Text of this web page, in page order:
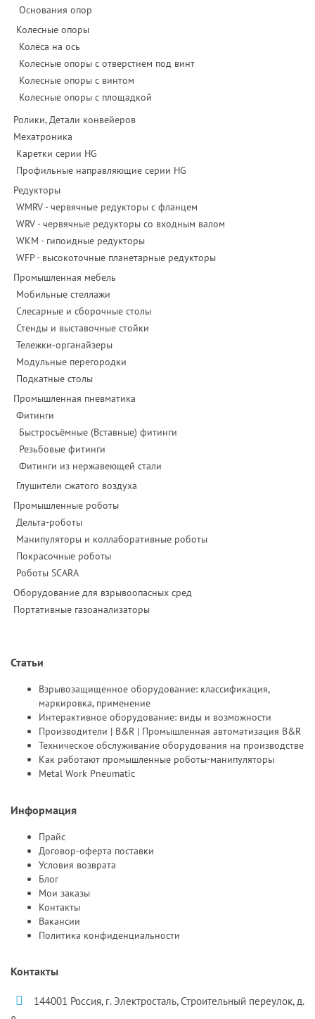
Основания опор
Колесные опоры
Колёса на ось
Колесные опоры с отверстием под винт
Колесные опоры с винтом
Колесные опоры с площадкой
Ролики, Детали конвейеров
Мехатроника
Каретки серии HG
Профильные направляющие серии HG
Редукторы
WMRV - червячные редукторы с фланцем
WRV - червячные редукторы со входным валом
WKM - гипоидные редукторы
WFP - высокоточные планетарные редукторы
Промышленная мебель
Мобильные стеллажи
Слесарные и сборочные столы
Стенды и выставочные стойки
Тележки-органайзеры
Модульные перегородки
Подкатные столы
Промышленная пневматика
Фитинги
Быстросъёмные (Вставные) фитинги
Резьбовые фитинги
Фитинги из нержавеющей стали
Глушители сжатого воздуха
Промышленные роботы
Дельта-роботы
Манипуляторы и коллаборативные роботы
Покрасочные роботы
Роботы SCARA
Оборудование для взрывоопасных сред
Портативные газоанализаторы
Статьи
Взрывозащищенное оборудование: классификация,
маркировка, применение
Интерактивное оборудование: виды и возможности
Производители | B&R | Промышленная автоматизация B&R
Техническое обслуживание оборудования на производстве
Как работают промышленные роботы-манипуляторы
Metal Work Pneumatic
Информация
Прайс
Договор-оферта поставки
Условия возврата
Блог
Мои заказы
Контакты
Вакансии
Политика конфиденциальности
Контакты
144001 Россия, г. Электросталь, Строительный переулок, д.